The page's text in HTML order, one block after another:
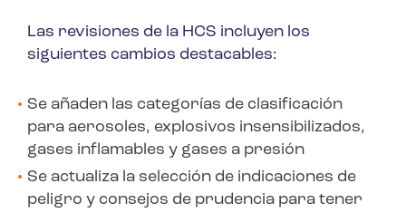
Las revisiones de la HCS incluyen los
siguientes cambios destacables:
Se añaden las categorías de clasificación
para aerosoles, explosivos insensibilizados,
gases inflamables y gases a presión
Se actualiza la selección de indicaciones de
peligro y consejos de prudencia para tener